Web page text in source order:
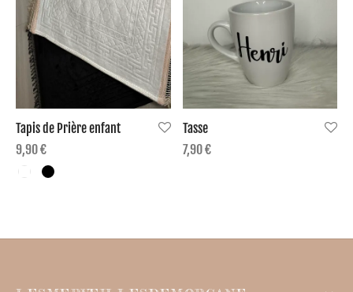
Tapis de Prière enfant
9,90€
Tasse
7,90€